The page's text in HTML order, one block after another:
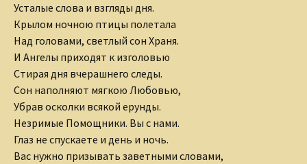
Усталые слова и взгляды дня.
Крылом ночною птицы полетала
Над головами, светлый сон Храня.
И Ангелы приходят к изголовью
Стирая дня вчерашнего следы.
Сон наполняют мягкою Любовью,
Убрав осколки всякой ерунды.
Незримые Помощники. Вы с нами.
Глаз не спускаете и день и ночь.
Вас нужно призывать заветными словами,